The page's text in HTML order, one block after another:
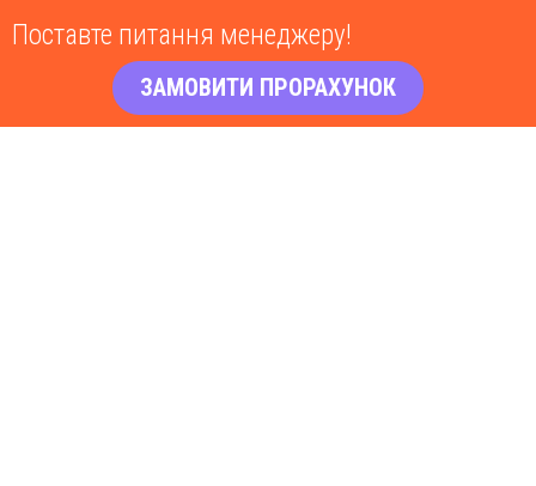
Поставте питання менеджеру!
ЗАМОВИТИ ПРОРАХУНОК